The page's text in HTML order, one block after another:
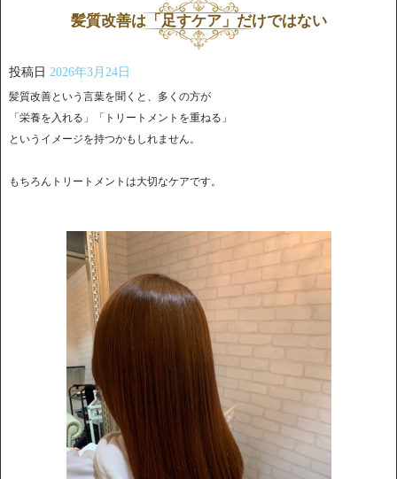
髪質改善は「足すケア」だけではない
投稿日 2026年3月24日
髪質改善という言葉を聞くと、多くの方が
「栄養を入れる」「トリートメントを重ねる」
というイメージを持つかもしれません。
もちろんトリートメントは大切なケアです。